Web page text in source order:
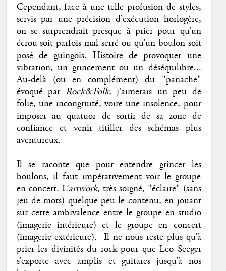
Cependant, face à une telle profusion de styles,
servis par une précision d’exécution horlogère,
on se surprendrait presque à prier pour qu’un
écrou soit parfois mal serré ou qu’un boulon soit
posé de guingois. Histoire de provoquer une
vibration, un grincement ou un déséquilibre...
Au-delà (ou en complément) du "panache"
évoqué par Rock&Folk, j’aimerais un peu de
folie, une incongruité, voire une insolence, pour
imposer au quatuor de sortir de sa zone de
confiance et venir titiller des schémas plus
aventureux.
Il se raconte que pour entendre grincer les
boulons, il faut impérativement voir le groupe
en concert. L’artwork, très soigné, "éclaire" (sans
jeu de mots) quelque peu le contenu, en jouant
sur cette ambivalence entre le groupe en studio
(imagerie intérieure) et le groupe en concert
(imagerie extérieure). Il ne nous reste plus qu’à
prier les divinités du rock pour que Leo Seeger
s’exporte avec amplis et guitares jusqu’à nos